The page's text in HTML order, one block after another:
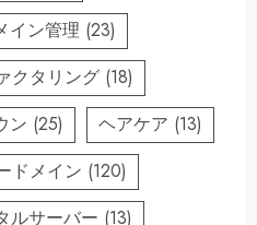
イン管理 (23)
クタリング (18)
ン (25) ヘアケア (13)
ドメイン (120)
ルサーバー (13)